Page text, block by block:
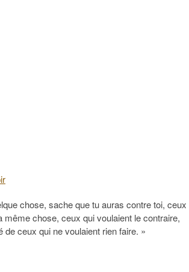
chose, sache que tu auras contre toi, ceux
même chose, ceux qui voulaient le contraire,
de ceux qui ne voulaient rien faire. »